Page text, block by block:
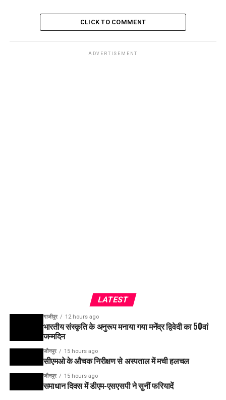
CLICK TO COMMENT
ADVERTISEMENT
LATEST
गाजीपुर 12 hours ago
भारतीय संस्कृति के अनुरूप मनाया गया मनेंद्र द्विवेदी का 50वां
जन्मदिन
जौनपुर 15 hours ago
सीएमओ के औचक निरीक्षण से अस्पताल में मची हलचल
जौनपुर 15 hours ago
समाधान दिवस में डीएम-एसएसपी ने सुनीं फरियादें